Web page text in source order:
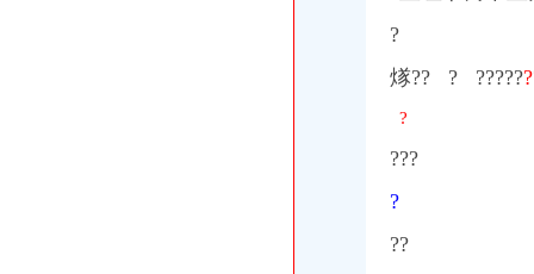
?
煫?? ? ??????
?
???
?
??